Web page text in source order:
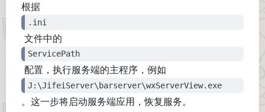
根据
.ini
文件中的
ServicePath
配置，执行服务端的主程序，例如
J:\JifeiServer\barserver\wxServerView.exe
。这一步将启动服务端应用，恢复服务。